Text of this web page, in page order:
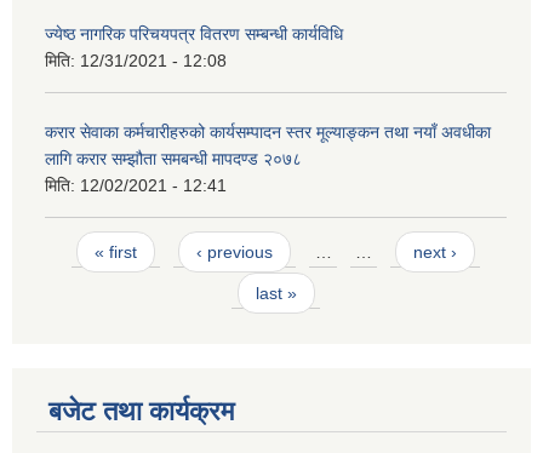
ज्येष्ठ नागरिक परिचयपत्र वितरण सम्बन्धी कार्यविधि
मिति: 12/31/2021 - 12:08
करार सेवाका कर्मचारीहरुको कार्यसम्पादन स्तर मूल्याङ्कन तथा नयाँ अवधीका
लागि करार सम्झौता समबन्धी मापदण्ड २०७८
मिति: 12/02/2021 - 12:41
Pages
« first ‹ previous next ›
last »
बजेट तथा कार्यक्रम